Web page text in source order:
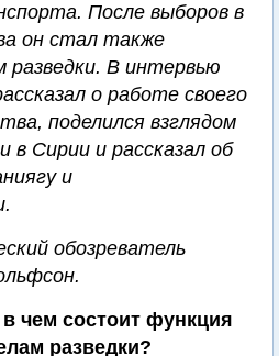
После выборов в
он стал также
разведки. В интервью
о работе своего
поделился взглядом
в Сирии и рассказал об
и
обозреватель
чем состоит функция
разведки?